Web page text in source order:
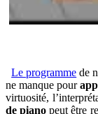
Le programme de
ne manque pour
virtuosité,
de piano peut être